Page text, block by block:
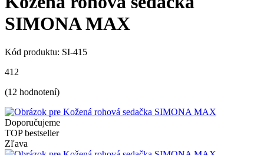
SIMONA MAX
Kód produktu: SI-415
412
(12 hodnotení)
Doporučujeme
TOP bestseller
Zľava